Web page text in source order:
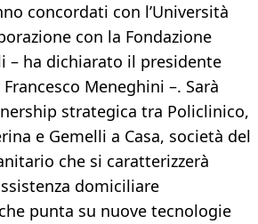
concordati con l’Università
con la Fondazione
– ha dichiarato il presidente
Meneghini –. Sarà
strategica tra Policlinico,
e Gemelli a Casa, società del
che si caratterizzerà
domiciliare
punta su nuove tecnologie